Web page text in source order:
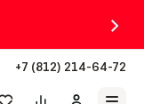
+7 (812) 214-64-72